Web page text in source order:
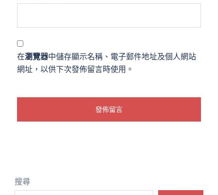
在瀏覽器中儲存顯示名稱、電子郵件地址及個人網站
網址，以供下次發佈留言時使用。
搜尋